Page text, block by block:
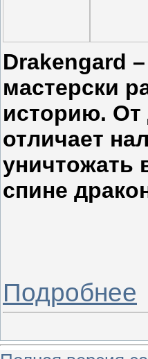
Drakengard
мастерски
историю. От
отличает
уничтожать
спине
Подробнее